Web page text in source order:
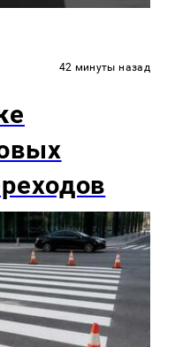
42 минуты назад